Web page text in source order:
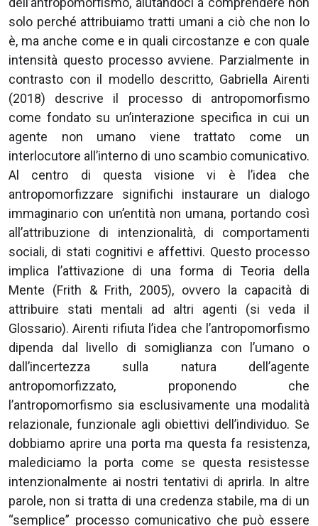
solo perché attribuiamo tratti umani a ciò che non lo
è, ma anche come e in quali circostanze e con quale
intensità questo processo avviene. Parzialmente in
contrasto con il modello descritto, Gabriella Airenti
(2018) descrive il processo di antropomorfismo
come fondato su un’interazione specifica in cui un
agente non umano viene trattato come un
interlocutore all’interno di uno scambio comunicativo.
Al centro di questa visione vi è l’idea che
antropomorfizzare significhi instaurare un dialogo
immaginario con un’entità non umana, portando così
all’attribuzione di intenzionalità, di comportamenti
sociali, di stati cognitivi e affettivi. Questo processo
implica l’attivazione di una forma di Teoria della
Mente (Frith & Frith, 2005), ovvero la capacità di
attribuire stati mentali ad altri agenti (si veda il
Glossario). Airenti rifiuta l’idea che l’antropomorfismo
dipenda dal livello di somiglianza con l’umano o
dall’incertezza sulla natura dell’agente
antropomorfizzato, proponendo che
l’antropomorfismo sia esclusivamente una modalità
relazionale, funzionale agli obiettivi dell’individuo. Se
dobbiamo aprire una porta ma questa fa resistenza,
malediciamo la porta come se questa resistesse
intenzionalmente ai nostri tentativi di aprirla. In altre
parole, non si tratta di una credenza stabile, ma di un
“semplice” processo comunicativo che può essere